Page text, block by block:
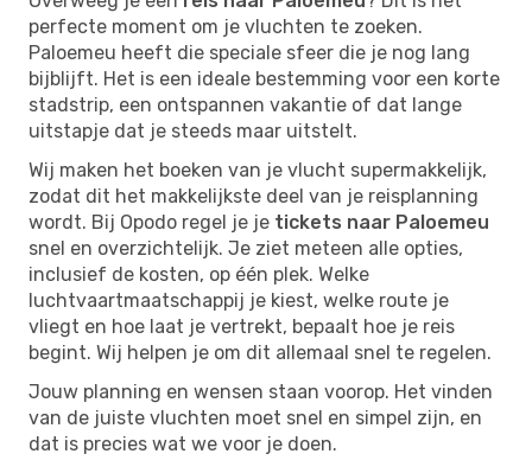
perfecte moment om je vluchten te zoeken.
Paloemeu heeft die speciale sfeer die je nog lang
bijblijft. Het is een ideale bestemming voor een korte
stadstrip, een ontspannen vakantie of dat lange
uitstapje dat je steeds maar uitstelt.
Wij maken het boeken van je vlucht supermakkelijk,
zodat dit het makkelijkste deel van je reisplanning
wordt. Bij Opodo regel je je tickets naar Paloemeu
snel en overzichtelijk. Je ziet meteen alle opties,
inclusief de kosten, op één plek. Welke
luchtvaartmaatschappij je kiest, welke route je
vliegt en hoe laat je vertrekt, bepaalt hoe je reis
begint. Wij helpen je om dit allemaal snel te regelen.
Jouw planning en wensen staan voorop. Het vinden
van de juiste vluchten moet snel en simpel zijn, en
dat is precies wat we voor je doen.